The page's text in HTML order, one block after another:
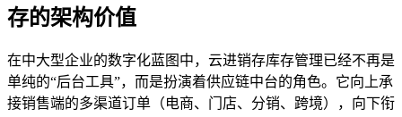
存的架构价值
在中大型企业的数字化蓝图中，云进销存库存管理已经不再是
单纯的“后台工具”，而是扮演着供应链中台的角色。它向上承
接销售端的多渠道订单（电商、门店、分销、跨境），向下衔